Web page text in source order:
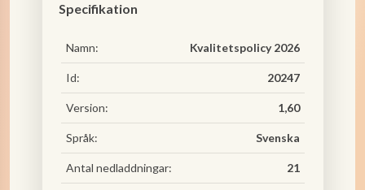
Specifikation
Namn: Kvalitetspolicy 2026
Id: 20247
Version: 1,60
Språk: Svenska
Antal nedladdningar: 21